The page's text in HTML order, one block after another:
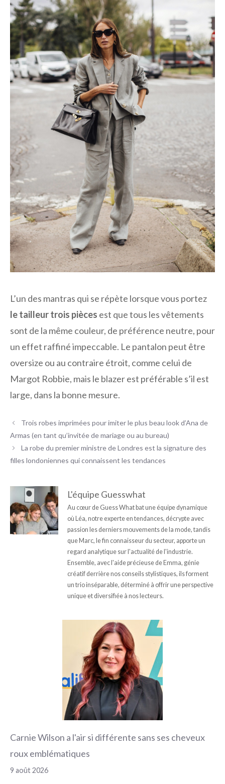
L’un des mantras qui se répète lorsque vous portez
le tailleur trois pièces est que tous les vêtements
sont de la même couleur, de préférence neutre, pour
un effet raffiné impeccable. Le pantalon peut être
oversize ou au contraire étroit, comme celui de
Margot Robbie, mais le blazer est préférable s’il est
large, dans la bonne mesure.
Trois robes imprimées pour imiter le plus beau look d’Ana de
Armas (en tant qu’invitée de mariage ou au bureau)
La robe du premier ministre de Londres est la signature des
filles londoniennes qui connaissent les tendances
L'équipe Guesswhat
Au cœur de Guess What bat une équipe dynamique
où Léa, notre experte en tendances, décrypte avec
passion les derniers mouvements de la mode, tandis
que Marc, le fin connaisseur du secteur, apporte un
regard analytique sur l'actualité de l'industrie.
Ensemble, avec l'aide précieuse de Emma, génie
créatif derrière nos conseils stylistiques, ils forment
un trio inséparable, déterminé à offrir une perspective
unique et diversifiée à nos lecteurs.
Carnie Wilson a l'air si différente sans ses cheveux
roux emblématiques
9 août 2026